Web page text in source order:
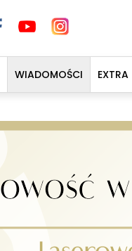
WIADOMOŚCI EXTRA